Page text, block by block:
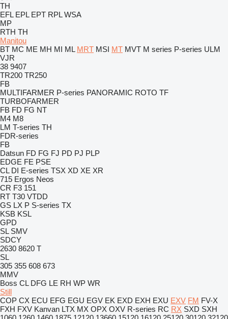
TH
EFL EPL EPT RPL WSA
MP
RTH TH
Manitou
BT MC ME MH MI ML MRT MSI MT MVT M series P-series ULM
VJR
38 9407
TR200 TR250
FB
MULTIFARMER P-series PANORAMIC ROTO TF
TURBOFARMER
FB FD FG NT
M4 M8
LM T-series TH
FDR-series
FB
Datsun FD FG FJ PD PJ PLP
EDGE FE PSE
CL DI E-series TSX XD XE XR
715 Ergos Neos
CR F3 151
RT T30 VTDD
GS LX P S-series TX
KSB KSL
GPD
SL SMV
SDCY
2630 8620 T
SL
305 355 608 673
MMV
Boss CL DFG LE RH WP WR
Still
COP CX ECU EFG EGU EGV EK EXD EXH EXU EXV FM FV-X
FXH FXV Kanvan LTX MX OPX OXV R-series RC RX SXD SXH